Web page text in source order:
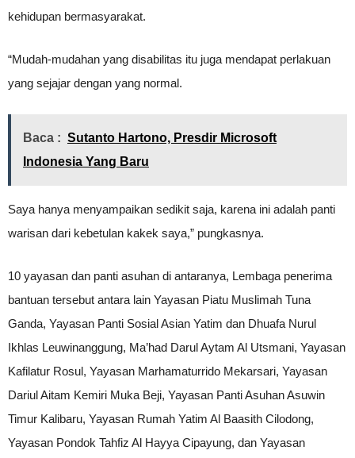
kehidupan bermasyarakat.
“Mudah-mudahan yang disabilitas itu juga mendapat perlakuan
yang sejajar dengan yang normal.
Baca : Sutanto Hartono, Presdir Microsoft
Indonesia Yang Baru
Saya hanya menyampaikan sedikit saja, karena ini adalah panti
warisan dari kebetulan kakek saya,” pungkasnya.
10 yayasan dan panti asuhan di antaranya, Lembaga penerima
bantuan tersebut antara lain Yayasan Piatu Muslimah Tuna
Ganda, Yayasan Panti Sosial Asian Yatim dan Dhuafa Nurul
Ikhlas Leuwinanggung, Ma’had Darul Aytam Al Utsmani, Yayasan
Kafilatur Rosul, Yayasan Marhamaturrido Mekarsari, Yayasan
Dariul Aitam Kemiri Muka Beji, Yayasan Panti Asuhan Asuwin
Timur Kalibaru, Yayasan Rumah Yatim Al Baasith Cilodong,
Yayasan Pondok Tahfiz Al Hayya Cipayung, dan Yayasan